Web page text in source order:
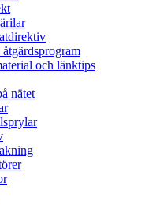
och länktips
nätet